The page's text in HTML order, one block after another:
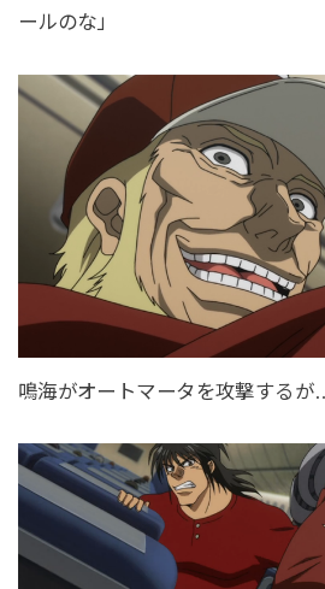
ールのな」
鳴海がオートマータを攻撃するが…